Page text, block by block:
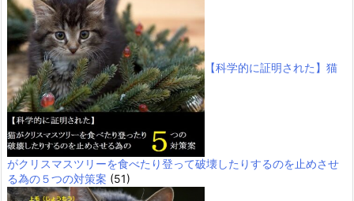
【科学的に証明された】猫
がクリスマスツリーを食べたり登って破壊したりするのを止めさせ
る為の５つの対策案 (51)